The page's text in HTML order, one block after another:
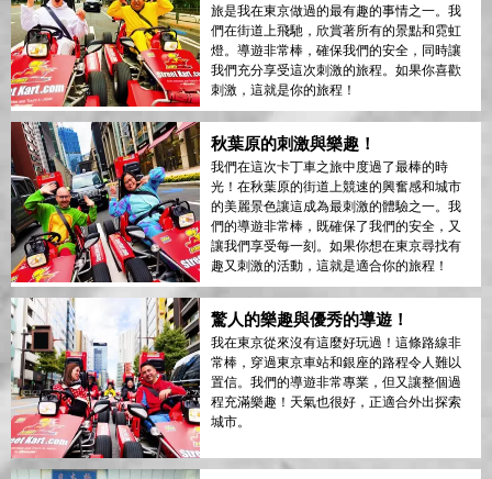
旅是我在東京做過的最有趣的事情之一。我
們在街道上飛馳，欣賞著所有的景點和霓虹
燈。導遊非常棒，確保我們的安全，同時讓
我們充分享受這次刺激的旅程。如果你喜歡
刺激，這就是你的旅程！
秋葉原的刺激與樂趣！
我們在這次卡丁車之旅中度過了最棒的時
光！在秋葉原的街道上競速的興奮感和城市
的美麗景色讓這成為最刺激的體驗之一。我
們的導遊非常棒，既確保了我們的安全，又
讓我們享受每一刻。如果你想在東京尋找有
趣又刺激的活動，這就是適合你的旅程！
驚人的樂趣與優秀的導遊！
我在東京從來沒有這麼好玩過！這條路線非
常棒，穿過東京車站和銀座的路程令人難以
置信。我們的導遊非常專業，但又讓整個過
程充滿樂趣！天氣也很好，正適合外出探索
城市。